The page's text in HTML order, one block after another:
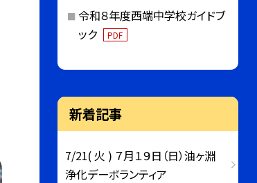
令和８年度西端中学校ガイドブ
ック
PDF
新着記事
7/21( 火 ) ７月１９日（日）油ヶ淵
浄化デーボランティア